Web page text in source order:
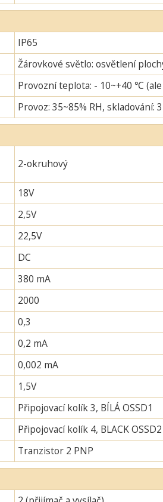
IP65
Žárovkové světlo: osvětlení
Provozní teplota: - 10~+40 ℃
Provoz: 35~85% RH, skladování:
2-okruhový
18V
2,5V
22,5V
DC
380 mA
2000
0,3
0,2 mA
0,002 mA
1,5V
Připojovací kolík 3, BÍLÁ OSSD1
Připojovací kolík 4, BLACK OSSD2
Tranzistor 2 PNP